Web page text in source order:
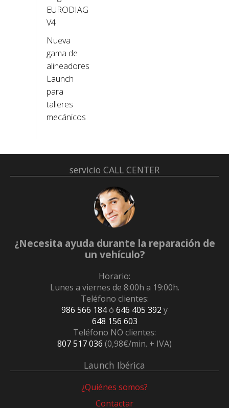
EURODIAG
V4
Nueva
gama de
alineadores
Launch
para
talleres
mecánicos
servicio CALL CENTER
¿Necesita ayuda durante la reparación de
un vehículo?
Horario:
Lunes a viernes de 8:00h a 19:00h.
Teléfono clientes:
986 566 184ó 646 405 392 y
648 156 603
Teléfono NO clientes:
807 517 036 (0,98€/min. + IVA)
Launch Ibérica
¿Quiénes somos?
Contactar